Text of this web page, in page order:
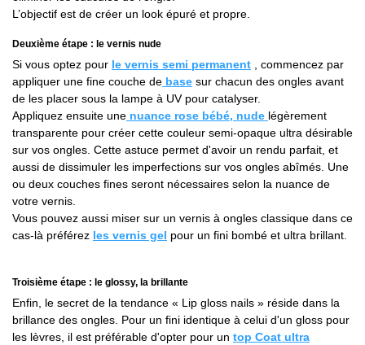
L’objectif est de créer un look épuré et propre.
Deuxième étape : le vernis nude
Si vous optez pour le vernis semi permanent , commencez par
appliquer une fine couche de base sur chacun des ongles avant
de les placer sous la lampe à UV pour catalyser.
Appliquez ensuite une nuance rose bébé, nude légèrement
transparente pour créer cette couleur semi-opaque ultra désirable
sur vos ongles. Cette astuce permet d'avoir un rendu parfait, et
aussi de dissimuler les imperfections sur vos ongles abîmés. Une
ou deux couches fines seront nécessaires selon la nuance de
votre vernis.
Vous pouvez aussi miser sur un vernis à ongles classique dans ce
cas-là préférez les vernis gel pour un fini bombé et ultra brillant.
Troisième étape : le glossy, la brillante
Enfin, le secret de la tendance « Lip gloss nails » réside dans la
brillance des ongles. Pour un fini identique à celui d'un gloss pour
les lèvres, il est préférable d'opter pour un top Coat ultra